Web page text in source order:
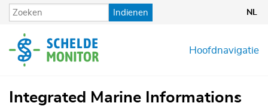
Overslaan
en
de
inhoud
Indienen NL
Hoofdnavigatie
Integrated Marine Informations